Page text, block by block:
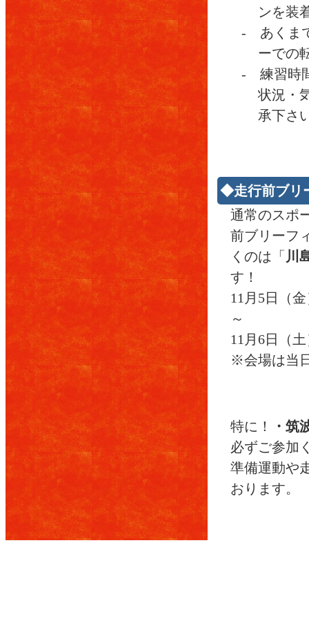
ンを装
- あくま
ーでの
- 練習時
状況・
承下さ
◆走行前ブリ
通常のスポ
前ブリーフ
くのは「 川
す！
11月5日（
～
11月6日（
※会場は当
特に！
・筑
必ずご参加
準備運動や
おります。